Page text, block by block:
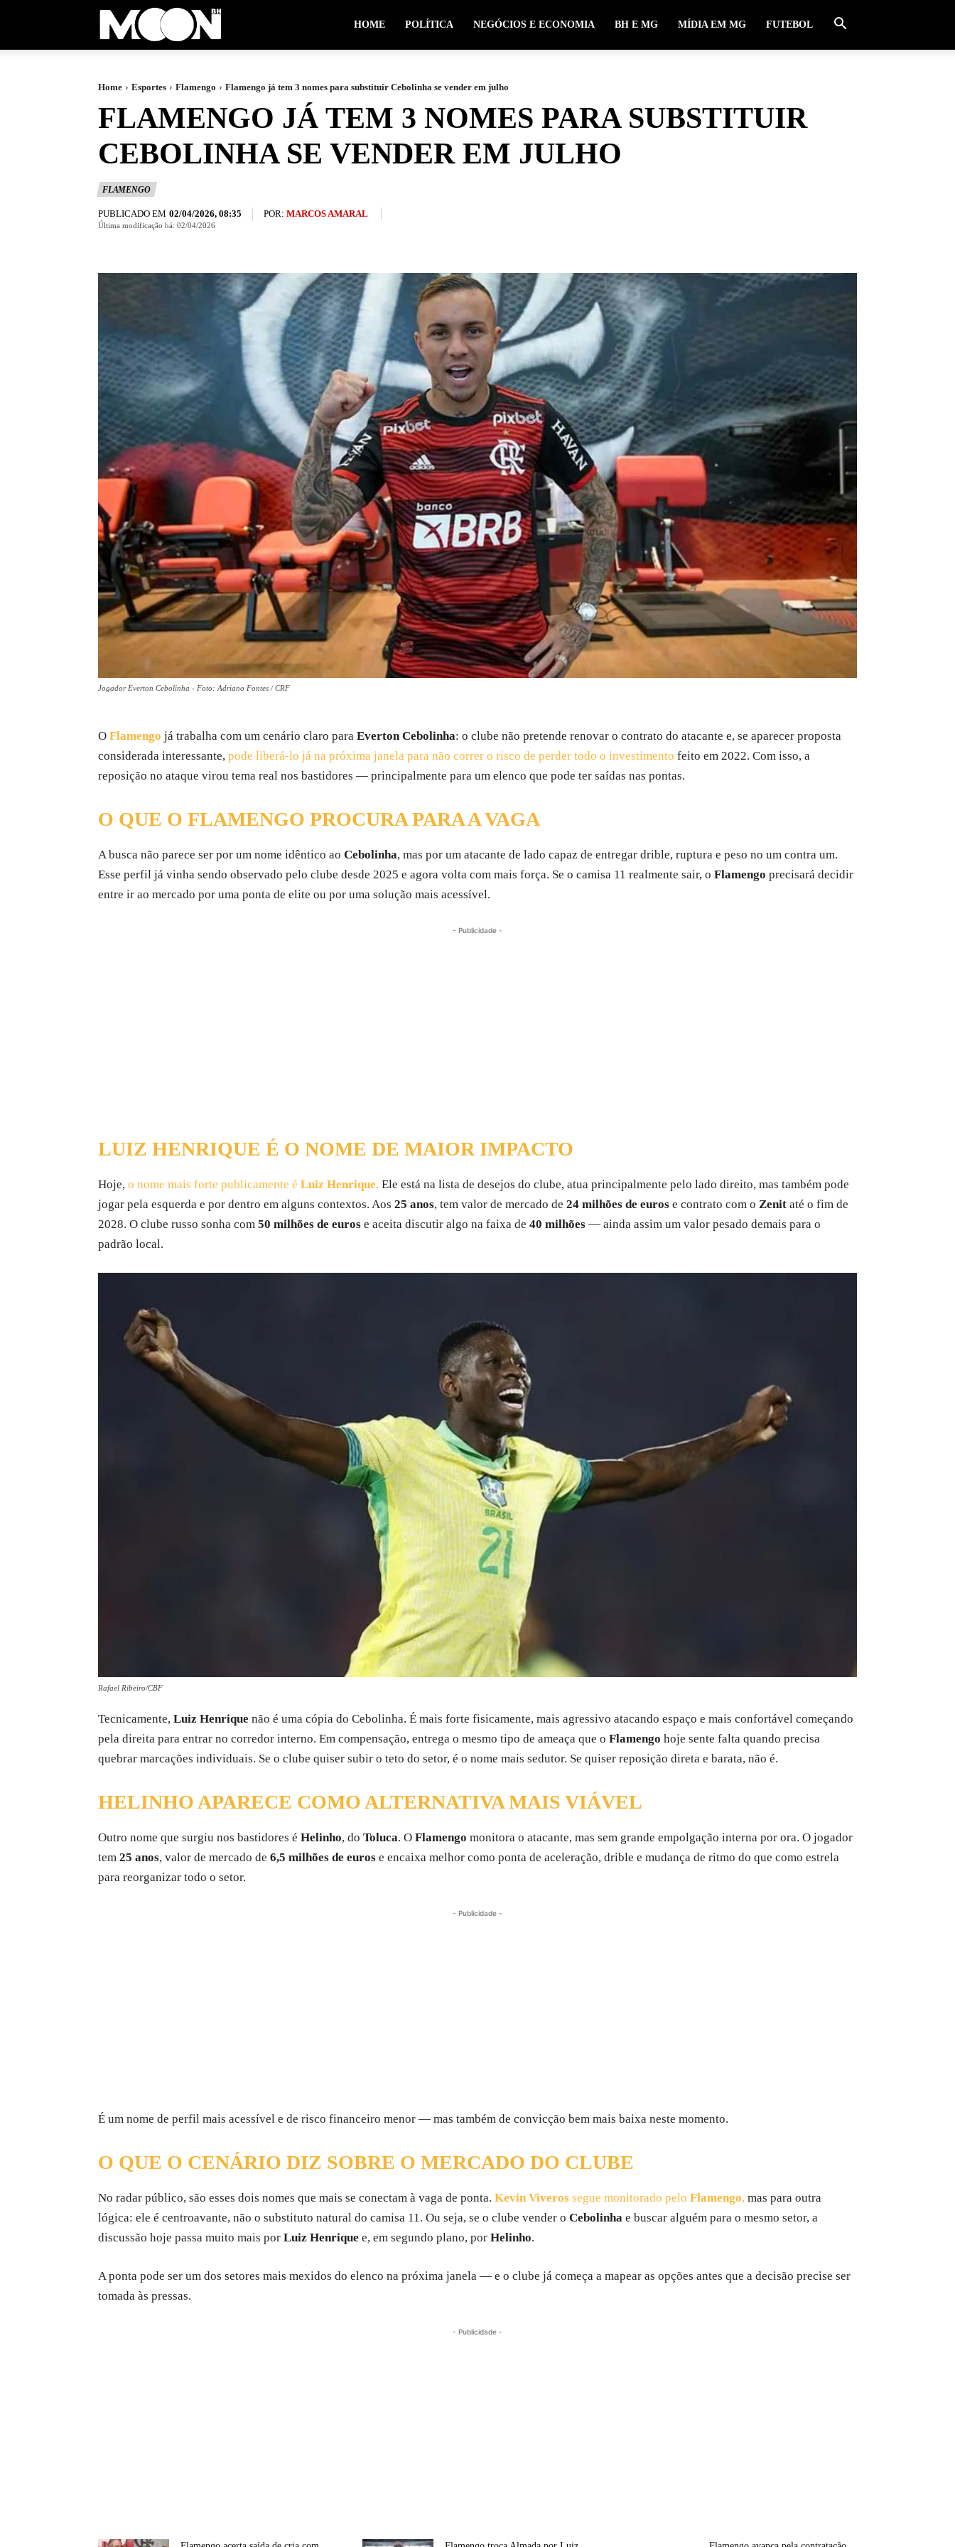
HOME POLÍTICA NEGÓCIOS E ECONOMIA BH E MG MÍDIA EM MG FUTEBOL
Home Esportes Flamengo Flamengo já tem 3 nomes para substituir Cebolinha se vender em julho
FLAMENGO JÁ TEM 3 NOMES PARA SUBSTITUIR
CEBOLINHA SE VENDER EM JULHO
FLAMENGO
PUBLICADO EM 02/04/2026, 08:35 POR: MARCOS AMARAL
Última modificação há: 02/04/2026
Jogador Everton Cebolinha - Foto: Adriano Fontes / CRF
O Flamengo já trabalha com um cenário claro para Everton Cebolinha: o clube não pretende renovar o contrato do atacante e, se aparecer proposta
considerada interessante, pode liberá-lo já na próxima janela para não correr o risco de perder todo o investimento feito em 2022. Com isso, a
reposição no ataque virou tema real nos bastidores — principalmente para um elenco que pode ter saídas nas pontas.
O QUE O FLAMENGO PROCURA PARA A VAGA
A busca não parece ser por um nome idêntico ao Cebolinha, mas por um atacante de lado capaz de entregar drible, ruptura e peso no um contra um.
Esse perfil já vinha sendo observado pelo clube desde 2025 e agora volta com mais força. Se o camisa 11 realmente sair, o Flamengo precisará decidir
entre ir ao mercado por uma ponta de elite ou por uma solução mais acessível.
- Publicidade -
LUIZ HENRIQUE É O NOME DE MAIOR IMPACTO
Hoje, o nome mais forte publicamente é Luiz Henrique. Ele está na lista de desejos do clube, atua principalmente pelo lado direito, mas também pode
jogar pela esquerda e por dentro em alguns contextos. Aos 25 anos, tem valor de mercado de 24 milhões de euros e contrato com o Zenit até o fim de
2028. O clube russo sonha com 50 milhões de euros e aceita discutir algo na faixa de 40 milhões — ainda assim um valor pesado demais para o
padrão local.
Rafael Ribeiro/CBF
Tecnicamente, Luiz Henrique não é uma cópia do Cebolinha. É mais forte fisicamente, mais agressivo atacando espaço e mais confortável começando
pela direita para entrar no corredor interno. Em compensação, entrega o mesmo tipo de ameaça que o Flamengo hoje sente falta quando precisa
quebrar marcações individuais. Se o clube quiser subir o teto do setor, é o nome mais sedutor. Se quiser reposição direta e barata, não é.
HELINHO APARECE COMO ALTERNATIVA MAIS VIÁVEL
Outro nome que surgiu nos bastidores é Helinho, do Toluca. O Flamengo monitora o atacante, mas sem grande empolgação interna por ora. O jogador
tem 25 anos, valor de mercado de 6,5 milhões de euros e encaixa melhor como ponta de aceleração, drible e mudança de ritmo do que como estrela
para reorganizar todo o setor.
- Publicidade -
É um nome de perfil mais acessível e de risco financeiro menor — mas também de convicção bem mais baixa neste momento.
O QUE O CENÁRIO DIZ SOBRE O MERCADO DO CLUBE
No radar público, são esses dois nomes que mais se conectam à vaga de ponta. Kevin Viveros segue monitorado pelo Flamengo, mas para outra
lógica: ele é centroavante, não o substituto natural do camisa 11. Ou seja, se o clube vender o Cebolinha e buscar alguém para o mesmo setor, a
discussão hoje passa muito mais por Luiz Henrique e, em segundo plano, por Helinho.
A ponta pode ser um dos setores mais mexidos do elenco na próxima janela — e o clube já começa a mapear as opções antes que a decisão precise ser
tomada às pressas.
- Publicidade -